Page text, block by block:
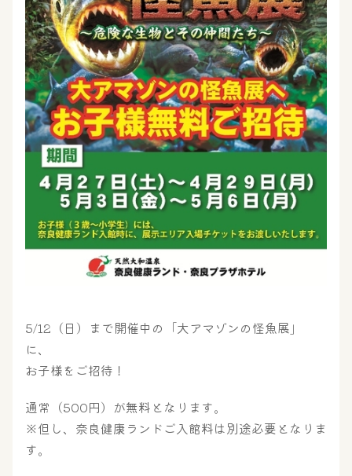
大浴場
屋内レジャープール
5/12（日）まで開催中の「大アマゾンの怪魚展」
に、
お子様をご招待！
通常（500円）が無料となります。
※但し、奈良健康ランドご入館料は別途必要となりま
す。